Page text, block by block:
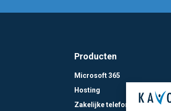
Producten
Microsoft 365
Hosting
Zakelijke telefonie